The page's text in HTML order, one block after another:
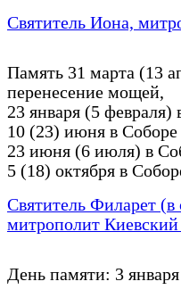
Святитель Иона,
Память 31 марта (13
перенесение мощей,
23 января (5
10 (23) июня в Соборе
23 июня (6 июля) в
5 (18) октября в
Святитель Филарет
митрополит
День памяти: 3 января